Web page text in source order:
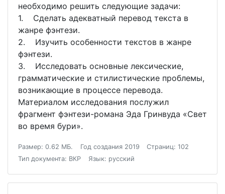
необходимо решить следующие задачи:
1. Сделать адекватный перевод текста в
жанре фэнтези.
2. Изучить особенности текстов в жанре
фэнтези.
3. Исследовать основные лексические,
грамматические и стилистические проблемы,
возникающие в процессе перевода.
Материалом исследования послужил
фрагмент фэнтези-романа Эда Гринвуда «Свет
во время бури».
Размер: 0.62 МБ. Год создания 2019
Страниц: 102
Тип документа: ВКР
Язык: русский